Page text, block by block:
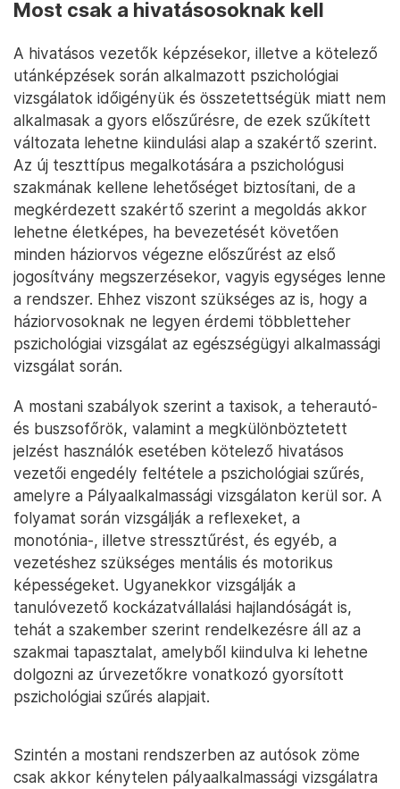
Most csak a hivatásosoknak kell
A hivatásos vezetők képzésekor, illetve a kötelező
utánképzések során alkalmazott pszichológiai
vizsgálatok időigényük és összetettségük miatt nem
alkalmasak a gyors előszűrésre, de ezek szűkített
változata lehetne kiindulási alap a szakértő szerint.
Az új teszttípus megalkotására a pszichológusi
szakmának kellene lehetőséget biztosítani, de a
megkérdezett szakértő szerint a megoldás akkor
lehetne életképes, ha bevezetését követően
minden háziorvos végezne előszűrést az első
jogosítvány megszerzésekor, vagyis egységes lenne
a rendszer. Ehhez viszont szükséges az is, hogy a
háziorvosoknak ne legyen érdemi többletteher
pszichológiai vizsgálat az egészségügyi alkalmassági
vizsgálat során.
A mostani szabályok szerint a taxisok, a teherautó-
és buszsofőrök, valamint a megkülönböztetett
jelzést használók esetében kötelező hivatásos
vezetői engedély feltétele a pszichológiai szűrés,
amelyre a Pályaalkalmassági vizsgálaton kerül sor. A
folyamat során vizsgálják a reflexeket, a
monotónia-, illetve stressztűrést, és egyéb, a
vezetéshez szükséges mentális és motorikus
képességeket. Ugyanekkor vizsgálják a
tanulóvezető kockázatvállalási hajlandóságát is,
tehát a szakember szerint rendelkezésre áll az a
szakmai tapasztalat, amelyből kiindulva ki lehetne
dolgozni az úrvezetőkre vonatkozó gyorsított
pszichológiai szűrés alapjait.
Szintén a mostani rendszerben az autósok zöme
csak akkor kénytelen pályaalkalmassági vizsgálatra